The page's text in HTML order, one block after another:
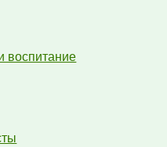
воспитание